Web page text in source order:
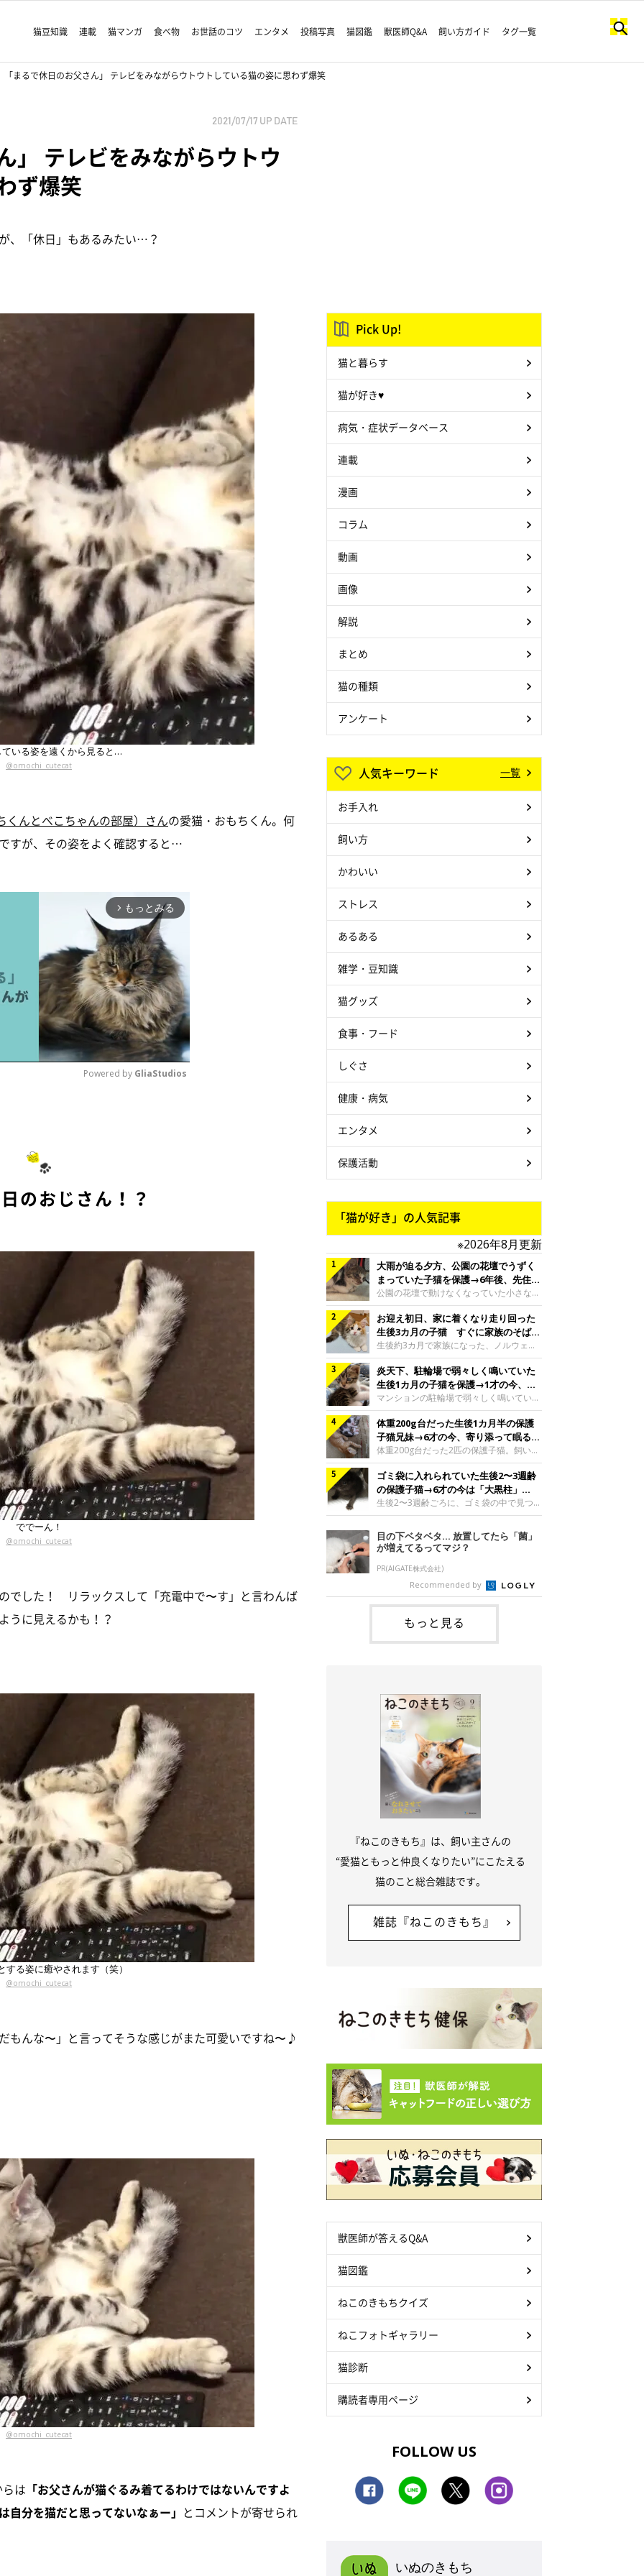
猫豆知識 連載 猫マンガ 食べ物 お世話のコツ エンタメ 投稿写真 猫図鑑 獣医師Q&A 飼い方ガイド タグ一覧
「まるで休日のお父さん」 テレビをみながらウトウトしている猫の姿に思わず爆笑
2021/07/17 UP DATE
」 テレビをみながらウトウ
ず爆笑
、「休日」もあるみたい…？
いる姿を遠くから見ると…
@omochi_cutecat
んとべこちゃんの部屋）さんの愛猫・おもちくん。何
すが、その姿をよく確認すると…
arrow_forward_ios もっとみる
Powered by GliaStudios
のおじさん！？
ででーん！
@omochi_cutecat
でした！ リラックスして「充電中で〜す」と言わんば
うに見えるかも！？
する姿に癒やされます（笑）
@omochi_cutecat
もんな〜」と言ってそうな感じがまた可愛いですね〜♪
@omochi_cutecat
は 「お父さんが猫ぐるみ着てるわけではないんですよ
分を猫だと思ってないなぁー」 とコメントが寄せられ
Pick Up!
猫と暮らす
猫が好き♥
病気・症状データベース
連載
漫画
コラム
動画
画像
解説
まとめ
猫の種類
アンケート
人気キーワード 一覧
お手入れ
飼い方
かわいい
ストレス
あるある
雑学・豆知識
猫グッズ
食事・フード
しぐさ
健康・病気
エンタメ
保護活動
「猫が好き」の人気記事
※2026年8月更新
大雨が迫る夕方、公園の花壇でうずく
まっていた子猫を保護→6年後、先住猫
と“姉妹”のような関係に
公園の花壇で動けなくなっていた小さな子
猫。家族に迎えられてから6年、先住猫と
の間には深い絆が育まれていました。保護
当時のティダちゃん。
@muumuu62197189紹介するのは、
X（旧Twitter）ユーザー
@muumuu62197189さんの愛猫・ティダ
ちゃん（取材時6才）の成長記録です。こ
ちらは、生後3カ月ごろのティダちゃん。
飼い主さんが出会ったのは、夜から大雨に
なると予報されていた日の夕方でした。花
壇で動けずにいた子猫保護したばかりのテ
ィダちゃん。@muumuu62197189飼い主
さんは、公園の
お迎え初日、家に着くなり走り回った
生後3カ月の子猫 すぐに家族のそばで
落ち着く姿に「迎えてよかった」
生後約3カ月で家族になった、ノルウェー
ジャンフォレストキャットの子猫。お迎え
翌日には、すでに家でくつろぐ様子を見せ
ていました。お迎え翌日、ベッドでうとう
とするむうちゃんお迎え翌日のむうちゃ
ん。@umimugi0304紹介するのは、
Instagramユーザー@umimugi0304さんの
愛猫・むうちゃん（撮影時、生後約3カ月
／ノルウェージャンフォレストキャッ
ト）。こちらは、お迎え翌日に撮影された
一枚。ゴハンをお腹いっぱい食べたむうち
ゃんは眠くなり、飼い主さん夫婦のベッド
でうとうとし始めたのだとか。飼い主さ
炎天下、駐輪場で弱々しく鳴いていた
生後1カ月の子猫を保護→1才の今、筋
肉質でツンデレなコに成長
マンションの駐輪場で弱々しく鳴いてい
た、生後1カ月ほどの子猫。家族に迎えら
れてから1年、体も行動も大きく成長しま
した。炎天下の駐輪場で鳴いていた小さな
子猫保護当時のモモちゃん。@Kingponzu
紹介するのは、X（旧Twitter）ユーザー
@Kingponzuさんの愛猫・モモちゃん（取
材時1才）の成長記録です。こちらは、モ
モちゃんが生後1カ月ごろに撮影された一
枚。飼い主さんの自宅マンションの駐輪場
です。子猫時代のモモちゃん。
@Kingponzuその日は気温が35℃を
体重200g台だった生後1カ月半の保護
子猫兄妹→6才の今、寄り添って眠る姿
にほっこり！
体重200g台だった2匹の保護子猫。飼い主
さんの家族になってから6年、ともに成長
するなかで、2匹の関係にも少しずつ変化
が見られました。家族になったばかりの小
さな兄妹猫（写真上から）妹猫・てんちゃ
ん、兄猫・ラムくん。@ten_ramu紹介す
@ten_ramuさんの愛猫・ラムくんとてん
ちゃん（ともに取材時6才）の成長記録で
す。この写真は、お迎えして間もない生後
1カ月半ごろの2匹。当時、ラムくんは260
グラム、てんちゃんは209グラムと、どち
らもとても小さな体でした。2匹
ゴミ袋に入れられていた生後2〜3週齢
の保護子猫→6才の今は「大黒柱」
に！ 美しい黒猫に成長した姿にグッ
とくる
生後2〜3週齢ごろに、ゴミ袋の中で見つか
った小さな命。ミルクから育てられたその
子猫は今、家族に欠かせない存在へと成長
しました。ゴミ袋の中で見つかった、ミニ
モグラのような子猫よちよち歩きをしてい
たころの、生後2〜3週齢ごろのドンちゃ
ん。@doddou_1今回紹介するのは、
X（旧Twitter）ユーザー@doddou_1さん
の愛猫・ドンちゃん（取材時、推定6才／
本名：ドミトリー・ドンスコイ）。ドンち
ゃんは、保護猫でした。ドンちゃんが見つ
かったのは、飼い主さんの姉の勤め先の敷
目の下ベタベタ… 放置してたら「菌」
が増えてるってマジ？
PR(AIGATE株式会社)
Recommended by
もっと見る
『ねこのきもち』は、飼い主さんの
“愛猫ともっと仲良くなりたい”にこたえる
猫のこと総合雑誌です。
雑誌『ねこのきもち』
獣医師が答えるQ&A
猫図鑑
ねこのきもちクイズ
ねこフォトギャラリー
猫診断
購読者専用ページ
FOLLOW US
いぬのきもち